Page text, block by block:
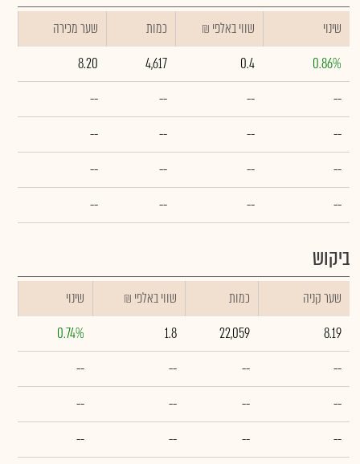
שינוי ₪ שווי באלפי כמות
שער מכירה
0.86%
0.4
4,617
8.20
--
--
--
--
--
--
--
--
--
--
--
--
--
--
--
--
ביקוש
שער קניה כמות ₪ שווי באלפי
שינוי
8.19
22,059
1.8
0.74%
--
--
--
--
--
--
--
--
--
--
--
--